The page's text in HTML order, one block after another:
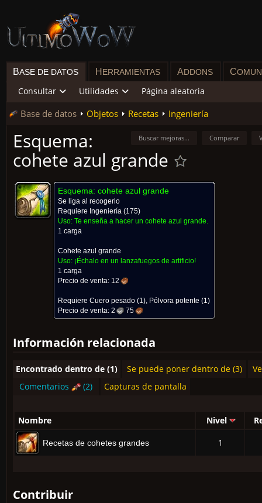
BASE DE DATOS H ERRAMIENTAS ADDONS C
Consultar Utilidades Página aleatoria
Base de datos Objetos Recetas Ingeniería
Comparar
Buscar mejoras...
Esquema:
cohete azul grande
Esquema: cohete azul grande
Se liga al recogerlo
Requiere Ingeniería (175)
Uso: Te enseña a hacer un cohete azul grande.
1 carga
Cohete azul grande
Uso: ¡Échalo en un lanzafuegos de artificio!
1 carga
Precio de venta: 12
Requiere Cuero pesado (1), Pólvora potente (1)
Precio de venta: 2 75
Información relacionada
Encontrado dentro de (1) Se puede poner dentro de (3)
Comentarios
(2) Capturas de pantalla
Nombre Nivel
Recetas de cohetes grandes 1
Contribuir